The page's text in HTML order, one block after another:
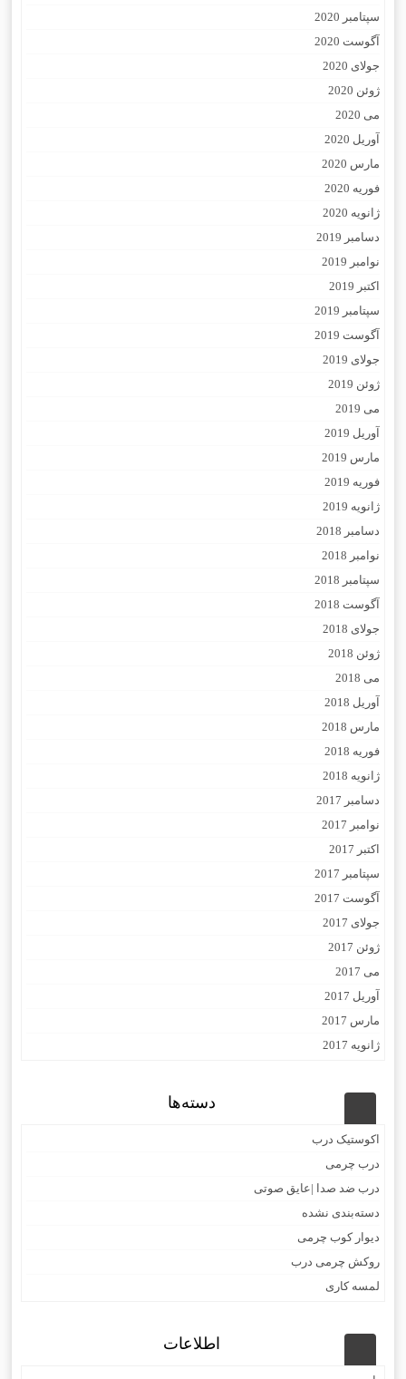
سپتامبر 2020
آگوست 2020
جولای 2020
ژوئن 2020
می 2020
آوریل 2020
مارس 2020
فوریه 2020
ژانویه 2020
دسامبر 2019
نوامبر 2019
اکتبر 2019
سپتامبر 2019
آگوست 2019
جولای 2019
ژوئن 2019
می 2019
آوریل 2019
مارس 2019
فوریه 2019
ژانویه 2019
دسامبر 2018
نوامبر 2018
سپتامبر 2018
آگوست 2018
جولای 2018
ژوئن 2018
می 2018
آوریل 2018
مارس 2018
فوریه 2018
ژانویه 2018
دسامبر 2017
نوامبر 2017
اکتبر 2017
سپتامبر 2017
آگوست 2017
جولای 2017
ژوئن 2017
می 2017
آوریل 2017
مارس 2017
ژانویه 2017
دسته‌ها
اکوستیک درب
درب چرمی
درب ضد صدا |عایق صوتی
دسته‌بندی نشده
دیوار کوب چرمی
روکش چرمی درب
لمسه کاری
اطلاعات